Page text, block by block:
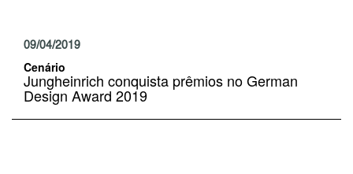
09/04/2019
Cenário
Jungheinrich conquista prêmios no German
Design Award 2019